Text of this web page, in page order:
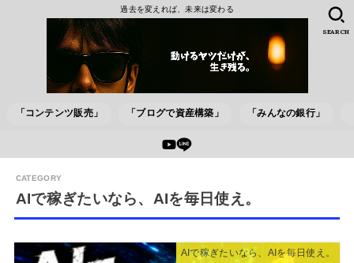
過去を変えれば、未来は変わる
「コンテンツ販売」 「ブログで資産構築」 「みんなの銀行」
SEARCH
AIで稼ぎたいなら、AIを毎日使え。
AIで稼ぎたいなら、AIを毎日使え。